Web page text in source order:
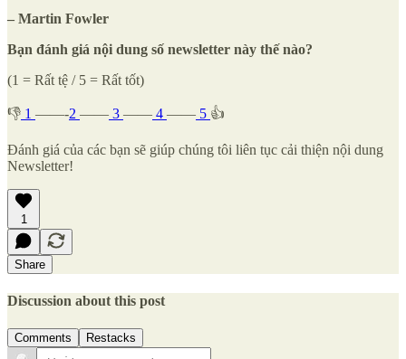
– Martin Fowler
Bạn đánh giá nội dung số newsletter này thế nào?
(1 = Rất tệ / 5 = Rất tốt)
👎 1 ——-2 —— 3 —— 4 —— 5 👍
Đánh giá của các bạn sẽ giúp chúng tôi liên tục cải thiện nội dung
Newsletter!
1
Share
Discussion about this post
Comments Restacks